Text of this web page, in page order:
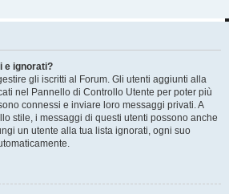
e ignorati?
gli iscritti al Forum. Gli utenti aggiunti alla
nel Pannello di Controllo Utente per poter più
connessi e inviare loro messaggi privati. A
stile, i messaggi di questi utenti possono anche
un utente alla tua lista ignorati, ogni suo